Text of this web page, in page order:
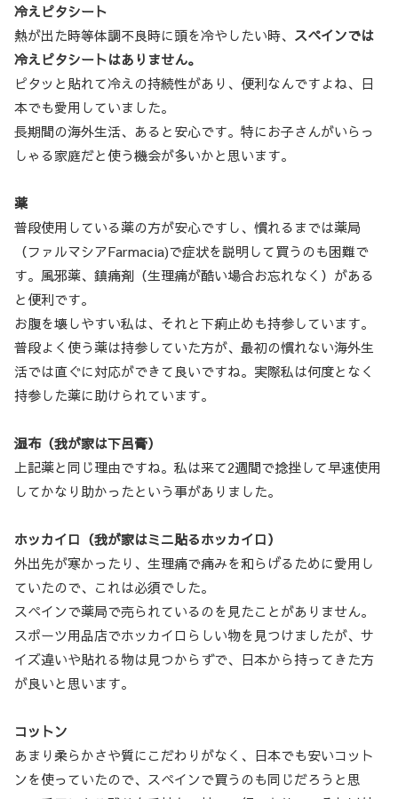
冷えピタシート
熱が出た時等体調不良時に頭を冷やしたい時、 スペインでは
冷えピタシートはありません。
ピタッと貼れて冷えの持続性があり、便利なんですよね、日
本でも愛用していました。
長期間の海外生活、あると安心です。特にお子さんがいらっ
しゃる家庭だと使う機会が多いかと思います。
薬
普段使用している薬の方が安心ですし、慣れるまでは薬局
（ファルマシアFarmacia)で症状を説明して買うのも困難で
す。風邪薬、鎮痛剤（生理痛が酷い場合お忘れなく）がある
と便利です。
お腹を壊しやすい私は、それと下痢止めも持参しています。
普段よく使う薬は持参していた方が、最初の慣れない海外生
活では直ぐに対応ができて良いですね。実際私は何度となく
持参した薬に助けられています。
湿布（我が家は下呂膏）
上記薬と同じ理由ですね。私は来て2週間で捻挫して早速使用
してかなり助かったという事がありました。
ホッカイロ（我が家はミニ貼るホッカイロ）
外出先が寒かったり、生理痛で痛みを和らげるために愛用し
ていたので、これは必須でした。
スペインで薬局で売られているのを見たことがありません。
スポーツ用品店でホッカイロらしい物を見つけましたが、サ
イズ違いや貼れる物は見つからずで、日本から持ってきた方
が良いと思います。
コットン
あまり柔らかさや質にこだわりがなく、日本でも安いコット
ンを使っていたので、スペインで買うのも同じだろうと思